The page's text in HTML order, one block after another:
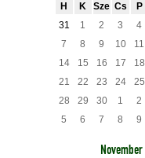
H K Sze Cs P
31
1 2 3 4
7
8 9 10 11
14
15 16 17 18
21
22 23 24 25
28
29 30 1 2
5
6 7 8 9
November